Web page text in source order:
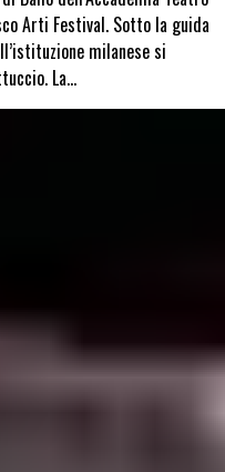
Arti Festival. Sotto la guida
milanese si
La…